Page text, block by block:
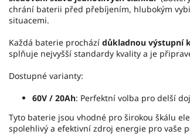
chrání baterii před přebíjením, hlubokým
situacemi.
Každá baterie prochází důkladnou výstupní
splňuje nejvyšší standardy kvality a je
Dostupné varianty:
60V / 20Ah: Perfektní volba pro delší
Tyto baterie jsou vhodné pro širokou škálu
spolehlivý a efektivní zdroj energie pro vaše